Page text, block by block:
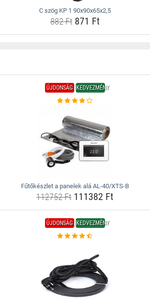
C szög KP 1 90x90x65x2,5
882 Ft871 Ft
ÚJDONSÁG KEDVEZMÉNY
Fűtőkészlet a panelek alá AL-40/XTS-B
112752 Ft111382 Ft
ÚJDONSÁG KEDVEZMÉNY